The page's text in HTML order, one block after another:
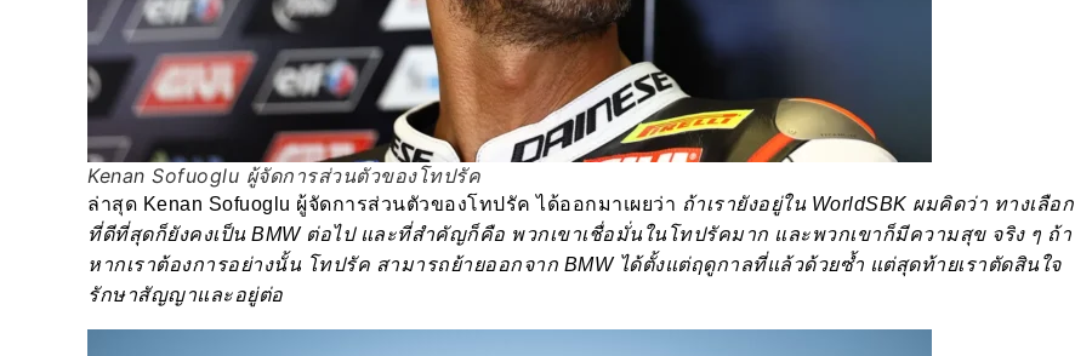
Kenan Sofuoglu ผู้จัดการส่วนตัวของโทปรัค
ล่าสุด Kenan Sofuoglu ผู้จัดการส่วนตัวของโทปรัค ได้ออกมาเผยว่า ถ้าเรายังอยู่ใน WorldSBK ผมคิดว่า ทางเลือก
ที่ดีที่สุดก็ยังคงเป็น BMW ต่อไป และที่สำคัญก็คือ พวกเขาเชื่อมั่นในโทปรัคมาก และพวกเขาก็มีความสุข จริง ๆ ถ้า
หากเราต้องการอย่างนั้น โทปรัค สามารถย้ายออกจาก BMW ได้ตั้งแต่ฤดูกาลที่แล้วด้วยซ้ำ แต่สุดท้ายเราตัดสินใจ
รักษาสัญญาและอยู่ต่อ